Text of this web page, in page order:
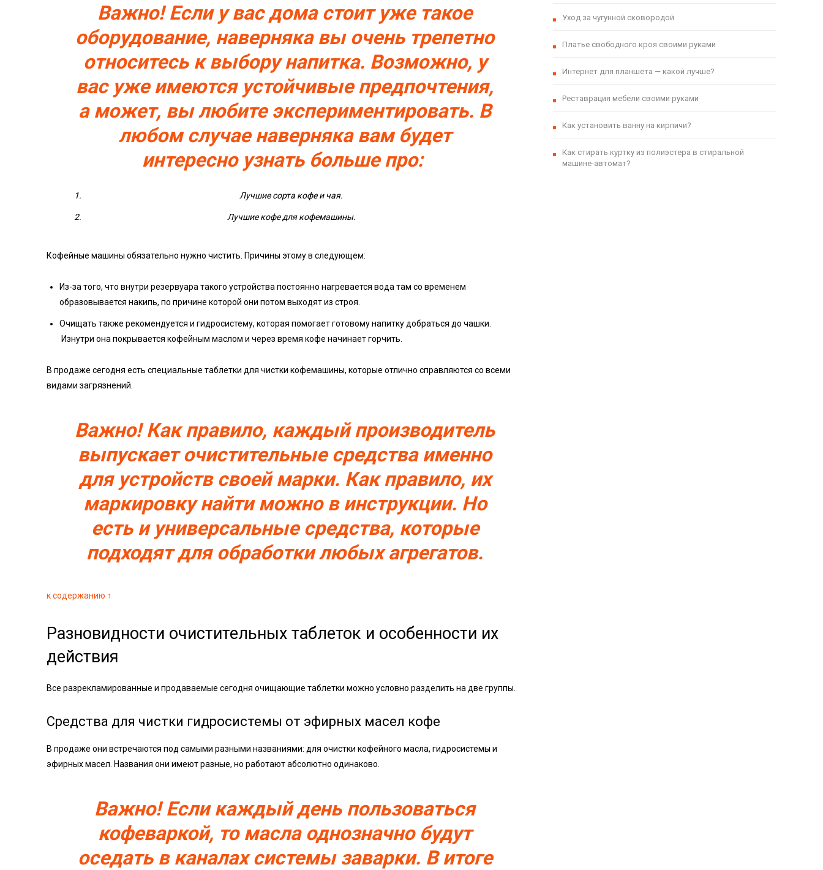
Важно! Если у вас дома стоит уже такое
оборудование, наверняка вы очень трепетно
относитесь к выбору напитка. Возможно, у
вас уже имеются устойчивые предпочтения,
а может, вы любите экспериментировать. В
любом случае наверняка вам будет
интересно узнать больше про:
Лучшие сорта кофе и чая.
Лучшие кофе для кофемашины.
Кофейные машины обязательно нужно чистить. Причины этому в следующем:
Из-за того, что внутри резервуара такого устройства постоянно нагревается вода там со временем
образовывается накипь, по причине которой они потом выходят из строя.
Очищать также рекомендуется и гидросистему, которая помогает готовому напитку добраться до чашки.
Изнутри она покрывается кофейным маслом и через время кофе начинает горчить.
В продаже сегодня есть специальные таблетки для чистки кофемашины, которые отлично справляются со всеми
видами загрязнений.
Важно! Как правило, каждый производитель
выпускает очистительные средства именно
для устройств своей марки. Как правило, их
маркировку найти можно в инструкции. Но
есть и универсальные средства, которые
подходят для обработки любых агрегатов.
к содержанию ↑
Разновидности очистительных таблеток и особенности их
действия
Все разрекламированные и продаваемые сегодня очищающие таблетки можно условно разделить на две группы.
Средства для чистки гидросистемы от эфирных масел кофе
В продаже они встречаются под самыми разными названиями: для очистки кофейного масла, гидросистемы и
эфирных масел. Названия они имеют разные, но работают абсолютно одинаково.
Важно! Если каждый день пользоваться
кофеваркой, то масла однозначно будут
оседать в каналах системы заварки. В итоге
Уход за чугунной сковородой
Платье свободного кроя своими руками
Интернет для планшета — какой лучше?
Реставрация мебели своими руками
Как установить ванну на кирпичи?
Как стирать куртку из полиэстера в стиральной
машине-автомат?